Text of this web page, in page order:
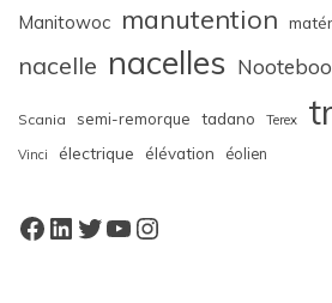
Manitowoc manutention
nacelle nacelles
Scania semi-remorque tadano Terex
Vinci électrique élévation éolien
Facebook
LinkedIn
Twitter
YouTube
Instagram